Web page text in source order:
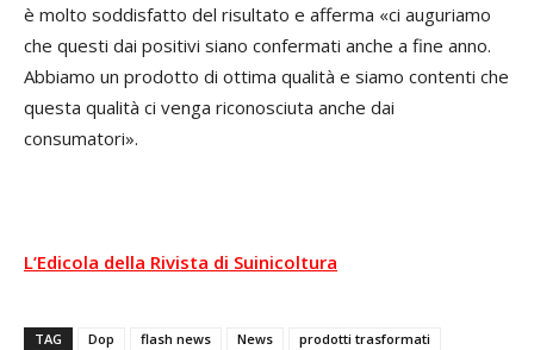
è molto soddisfatto del risultato e afferma «ci auguriamo
che questi dai positivi siano confermati anche a fine anno.
Abbiamo un prodotto di ottima qualità e siamo contenti che
questa qualità ci venga riconosciuta anche dai
consumatori».
L’Edicola della Rivista di Suinicoltura
TAG Dop flash news News
prodotti trasformati